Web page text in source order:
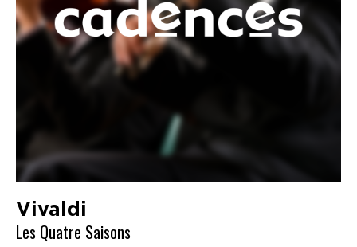
Vivaldi
Les Quatre Saisons